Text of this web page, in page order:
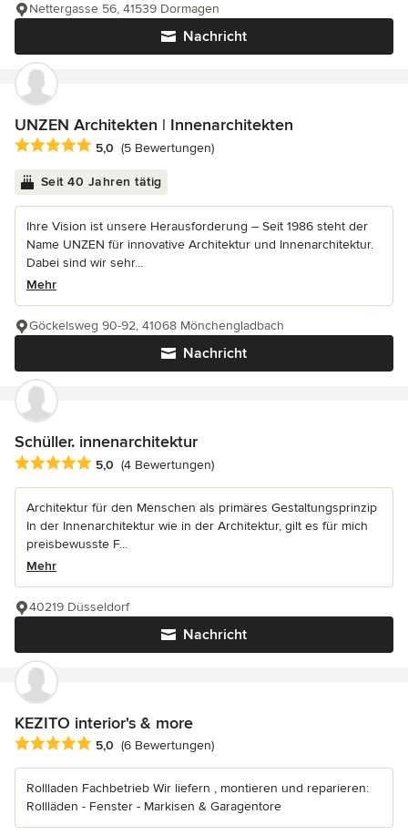
Nachricht
Nettergasse 56, 41539 Dormagen
UNZEN Architekten | Innenarchitekten
Durchschnittliche Bewertung: 5 von 5 Sternen
5,0 (5 Bewertungen)
Seit 40 Jahren tätig
Ihre Vision ist unsere Herausforderung – Seit 1986 steht der
Name UNZEN für innovative Architektur und Innenarchitektur.
Dabei sind wir sehr...
Mehr
Nachricht
Göckelsweg 90-92, 41068 Mönchengladbach
Schüller. innenarchitektur
Durchschnittliche Bewertung: 5 von 5 Sternen
5,0 (4 Bewertungen)
Architektur für den Menschen als primäres Gestaltungsprinzip
In der Innenarchitektur wie in der Architektur, gilt es für mich
preisbewusste F...
Mehr
Nachricht
40219 Düsseldorf
KEZITO interior's & more
Durchschnittliche Bewertung: 5 von 5 Sternen
5,0 (6 Bewertungen)
Rollladen Fachbetrieb Wir liefern , montieren und reparieren:
Rollläden - Fenster - Markisen & Garagentore